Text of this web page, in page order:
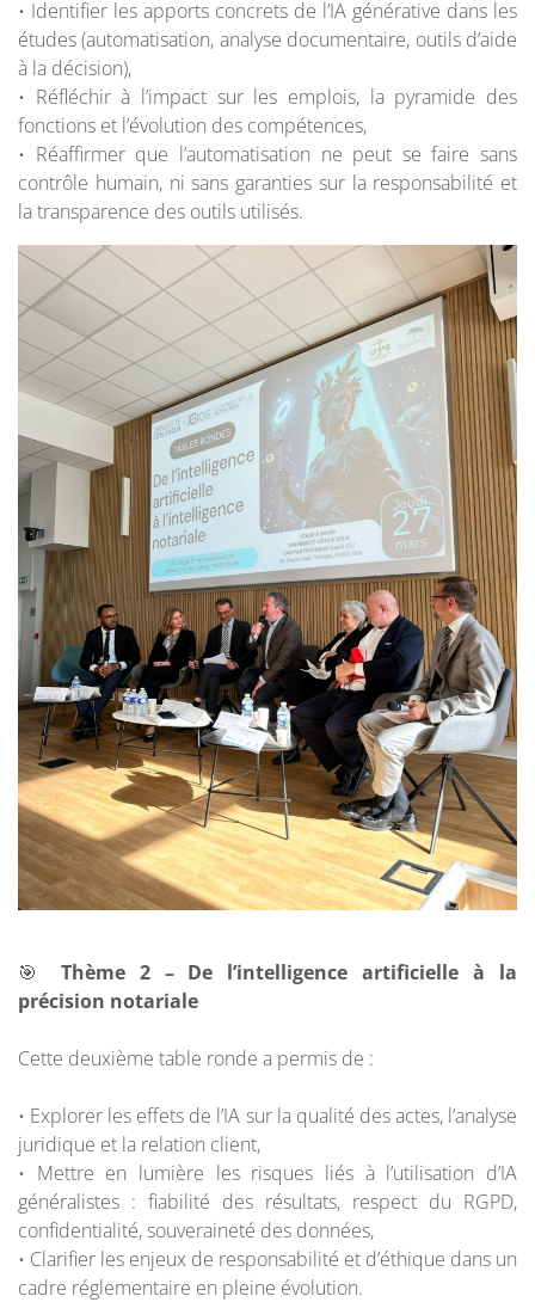
• Identifier les apports concrets de l’IA générative dans les
études (automatisation, analyse documentaire, outils d’aide
à la décision),
• Réfléchir à l’impact sur les emplois, la pyramide des
fonctions et l’évolution des compétences,
• Réaffirmer que l’automatisation ne peut se faire sans
contrôle humain, ni sans garanties sur la responsabilité et
la transparence des outils utilisés.
🎯 Thème 2 – De l’intelligence artificielle à la
précision notariale
Cette deuxième table ronde a permis de :
• Explorer les effets de l’IA sur la qualité des actes, l’analyse
juridique et la relation client,
• Mettre en lumière les risques liés à l’utilisation d’IA
généralistes : fiabilité des résultats, respect du RGPD,
confidentialité, souveraineté des données,
• Clarifier les enjeux de responsabilité et d’éthique dans un
cadre réglementaire en pleine évolution.